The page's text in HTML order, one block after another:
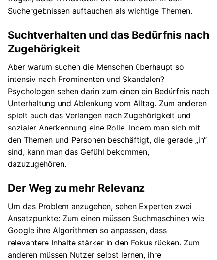
Suchergebnissen auftauchen als wichtige Themen.
Suchtverhalten und das Bedürfnis nach
Zugehörigkeit
Aber warum suchen die Menschen überhaupt so
intensiv nach Prominenten und Skandalen?
Psychologen sehen darin zum einen ein Bedürfnis nach
Unterhaltung und Ablenkung vom Alltag. Zum anderen
spielt auch das Verlangen nach Zugehörigkeit und
sozialer Anerkennung eine Rolle. Indem man sich mit
den Themen und Personen beschäftigt, die gerade „in“
sind, kann man das Gefühl bekommen,
dazuzugehören.
Der Weg zu mehr Relevanz
Um das Problem anzugehen, sehen Experten zwei
Ansatzpunkte: Zum einen müssen Suchmaschinen wie
Google ihre Algorithmen so anpassen, dass
relevantere Inhalte stärker in den Fokus rücken. Zum
anderen müssen Nutzer selbst lernen, ihre